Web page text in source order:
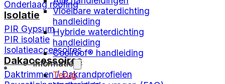
Vloeibare waterdichting
handleiding
Hybride waterdichting
handleiding
Coolroof® handleiding
Informatie
Terug
Onderlaag roofing
Isolatie
PIR Gypsum
PIR isolatie
Isolatieaccessoires
Dakaccessoires
Daktrimmen / Dakrandprofielen